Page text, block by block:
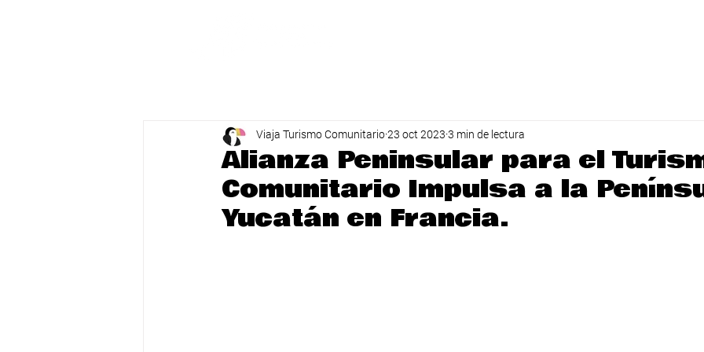
Alianza Peninsular para el
Comunitario Impulsa a la
Yucatán en Francia.
Viaja Turismo Comunitario23 oct 2023 3 min de lectura